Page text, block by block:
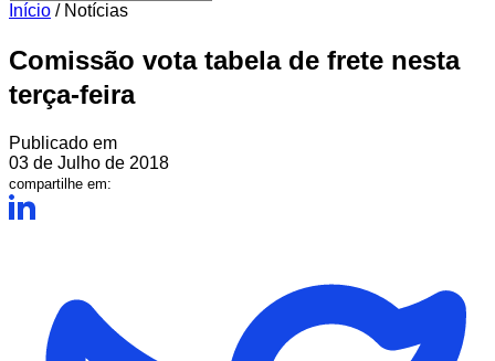
Início / Notícias
Comissão vota tabela de frete nesta
terça-feira
Publicado em
03 de Julho de 2018
compartilhe em: